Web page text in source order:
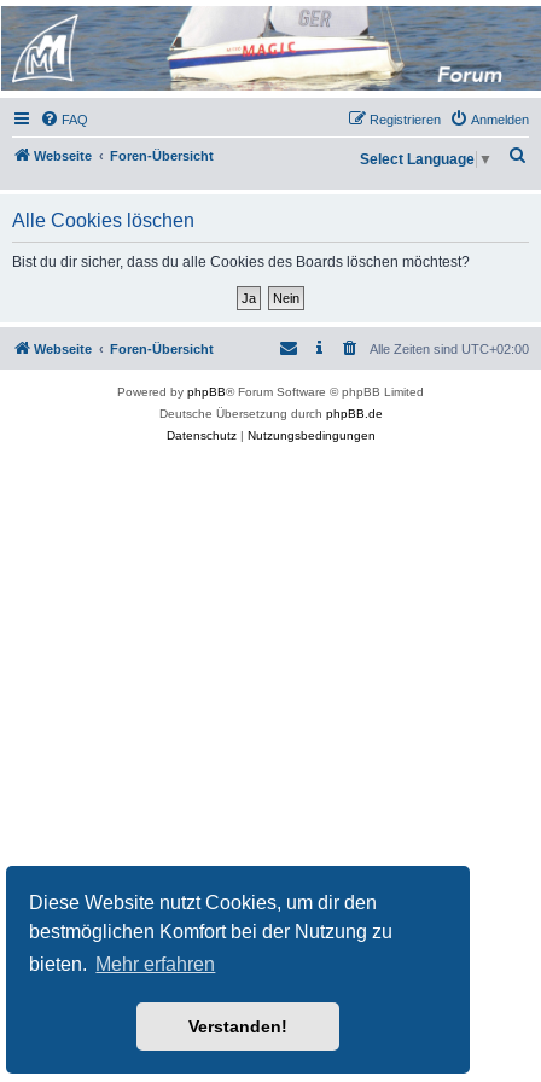
Diese Website nutzt Cookies, um dir den
bestmöglichen Komfort bei der Nutzung zu
bieten. Mehr erfahren
Verstanden!
Micro Magic Forum
Deutschland
FAQ Anmelden
Registrieren
Webseite Foren-Übersicht
h
Select Language ▼
Alle Cookies löschen
Bist du dir sicher, dass du alle Cookies des Boards löschen möchtest?
Webseite Foren-Übersicht Alle Zeiten sind UTC+02:00
Powered by phpBB® Forum Software © phpBB Limited
Deutsche Übersetzung durch phpBB.de
Datenschutz| Nutzungsbedingungen